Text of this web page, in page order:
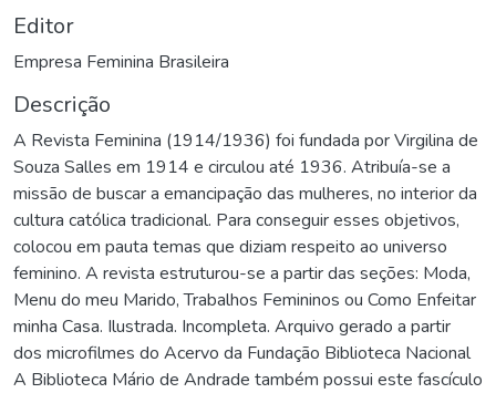
Editor
Empresa Feminina Brasileira
Descrição
A Revista Feminina (1914/1936) foi fundada por Virgilina de
Souza Salles em 1914 e circulou até 1936. Atribuía-se a
missão de buscar a emancipação das mulheres, no interior da
cultura católica tradicional. Para conseguir esses objetivos,
colocou em pauta temas que diziam respeito ao universo
feminino. A revista estruturou-se a partir das seções: Moda,
Menu do meu Marido, Trabalhos Femininos ou Como Enfeitar
minha Casa. Ilustrada. Incompleta. Arquivo gerado a partir
dos microfilmes do Acervo da Fundação Biblioteca Nacional
A Biblioteca Mário de Andrade também possui este fascículo